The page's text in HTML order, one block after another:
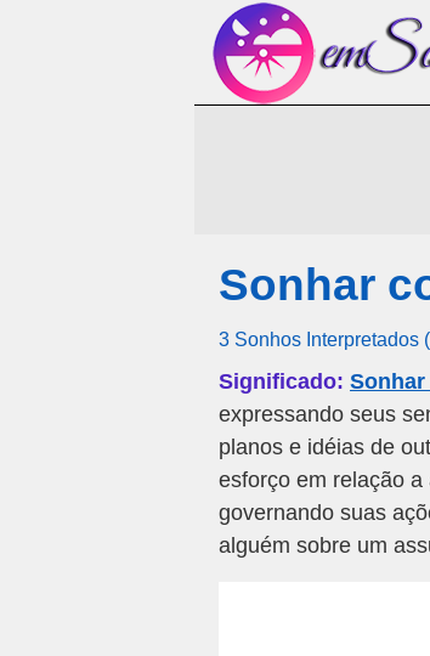
Sonhar
3 Sonhos Interpretados
Significado: Sonhar
expressando seus
planos e idéias de
esforço em relação
governando suas
alguém sobre um